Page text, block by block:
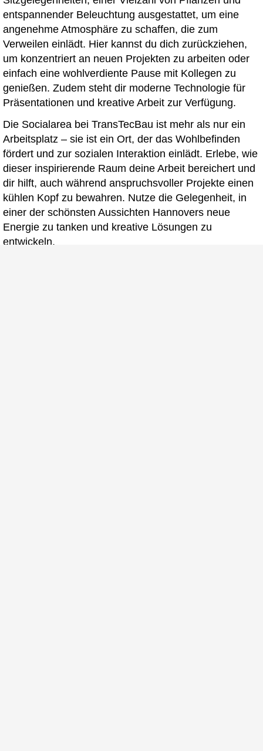
entspannender Beleuchtung ausgestattet, um eine
angenehme Atmosphäre zu schaffen, die zum
Verweilen einlädt. Hier kannst du dich zurückziehen,
um konzentriert an neuen Projekten zu arbeiten oder
einfach eine wohlverdiente Pause mit Kollegen zu
genießen. Zudem steht dir moderne Technologie für
Präsentationen und kreative Arbeit zur Verfügung.
Die Socialarea bei TransTecBau ist mehr als nur ein
Arbeitsplatz – sie ist ein Ort, der das Wohlbefinden
fördert und zur sozialen Interaktion einlädt. Erlebe, wie
dieser inspirierende Raum deine Arbeit bereichert und
dir hilft, auch während anspruchsvoller Projekte einen
kühlen Kopf zu bewahren. Nutze die Gelegenheit, in
einer der schönsten Aussichten Hannovers neue
Energie zu tanken und kreative Lösungen zu
entwickeln.